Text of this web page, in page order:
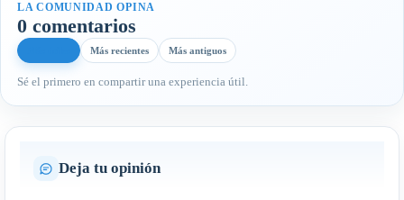
LA COMUNIDAD OPINA
0 comentarios
Más recientes Más antiguos
Sé el primero en compartir una experiencia útil.
Deja tu opinión